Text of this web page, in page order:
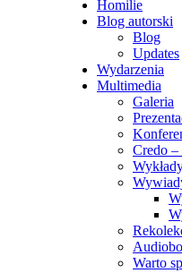
Homilie
Blog autorski
Blog
Updates
Wydarzenia
Multimedia
Galeria
Credo
Warto